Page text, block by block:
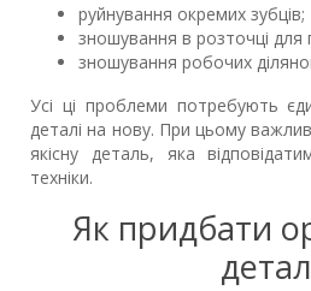
руйнування окремих зубців;
зношування в розточці для
зношування робочих
Усі ці проблеми потребують
деталі на нову. При цьому
якісну деталь, яка
техніки.
Як придбати